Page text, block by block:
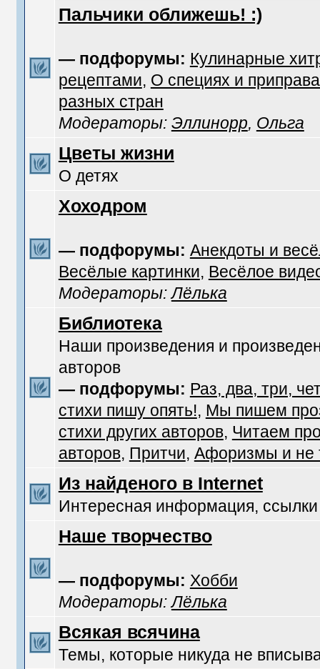
Пальчики оближешь! :)
— подфорумы: Кулинарные
рецептами, О специях и
разных стран
Модераторы: Эллинорр, Ольга
Цветы жизни
О детях
Хоходром
— подфорумы: Анекдоты и
Весёлые картинки, Весёлое
Модераторы:Лёлька
Библиотека
Наши произведения и
авторов
— подфорумы: Раз, два, три,
стихи пишу опять!, Мы пишем
стихи других авторов, Читаем
авторов, Притчи, Афоризмы и не
Из найденого в Internet
Интересная информация,
Наше творчество
— подфорумы: Хобби
Модераторы:Лёлька
Всякая всячина
Темы, которые никуда не